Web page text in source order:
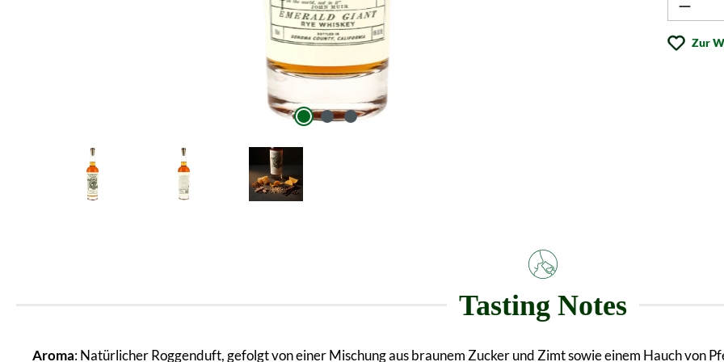
Zur
Tasting Notes
Aroma: Natürlicher Roggenduft, gefolgt von einer Mischung aus braunem Zucker und Zimt sowie einem Hauch von